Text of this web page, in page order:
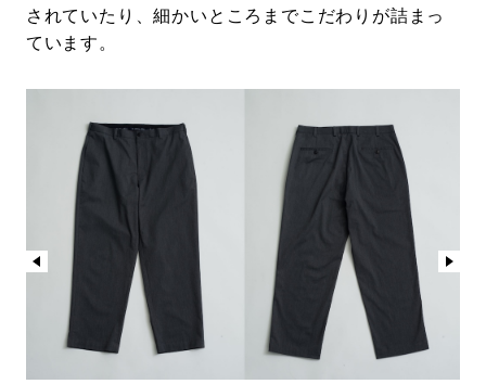
されていたり、細かいところまでこだわりが詰まっ
ています。